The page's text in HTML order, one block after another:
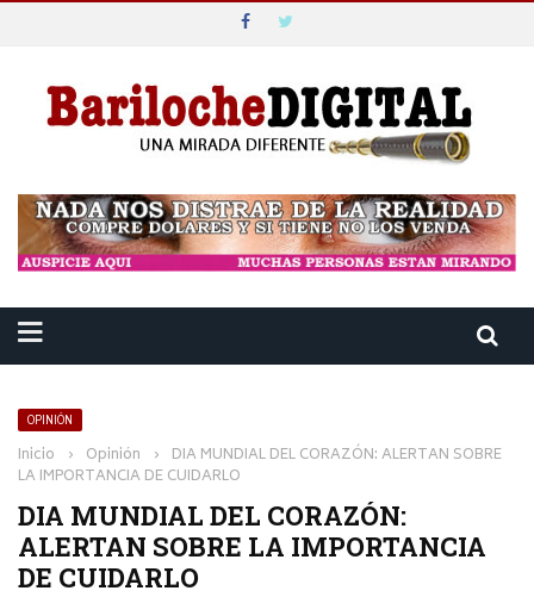
OPINIÓN
Inicio › Opinión › DIA MUNDIAL DEL CORAZÓN: ALERTAN SOBRE
LA IMPORTANCIA DE CUIDARLO
DIA MUNDIAL DEL CORAZÓN:
ALERTAN SOBRE LA IMPORTANCIA
DE CUIDARLO